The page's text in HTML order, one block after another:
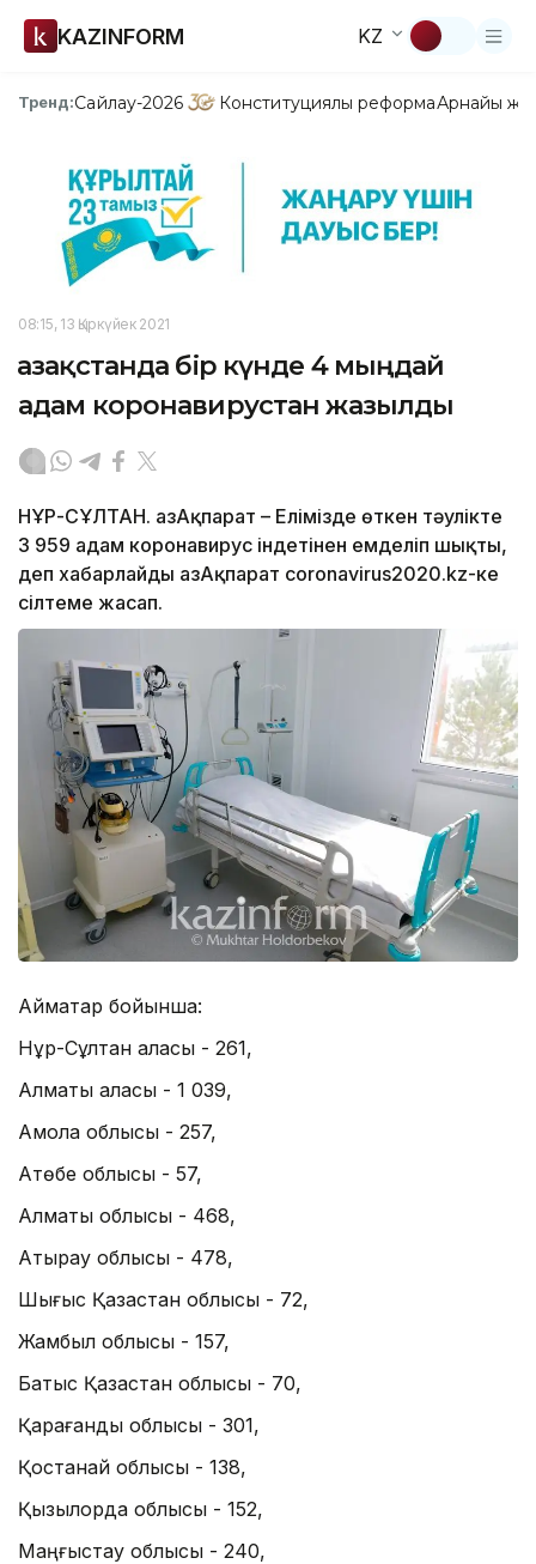
KAZINFORM KZ
Тренд:Сайлау-2026 Конституциялық реформаАрнайы
08:15, 13 Қыркүйек 2021
Қазақстанда бір күнде 4 мыңдай
адам коронавирустан жазылды
НҰР-СҰЛТАН. ҚазАқпарат – Елімізде өткен тәулікте
3 959 адам коронавирус індетінен емделіп шықты,
деп хабарлайды ҚазАқпарат coronavirus2020.kz-ке
сілтеме жасап.
Аймақтар бойынша:
Нұр-Сұлтан қаласы - 261,
Алматы қаласы - 1 039,
Ақмола облысы - 257,
Ақтөбе облысы - 57,
Алматы облысы - 468,
Атырау облысы - 478,
Шығыс Қазақстан облысы - 72,
Жамбыл облысы - 157,
Батыс Қазақстан облысы - 70,
Қарағанды облысы - 301,
Қостанай облысы - 138,
Қызылорда облысы - 152,
Маңғыстау облысы - 240,